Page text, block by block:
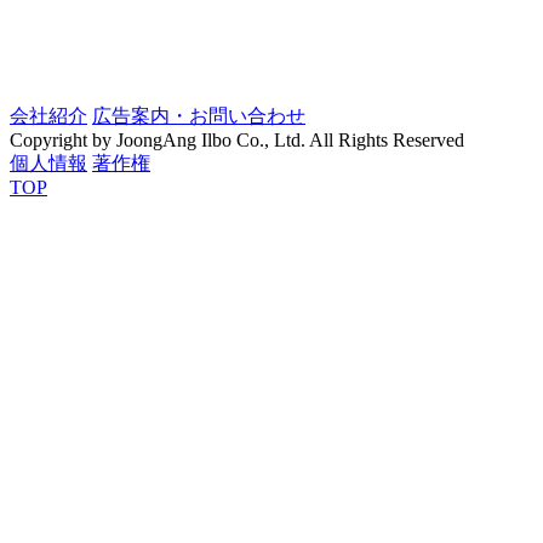
会社紹介 広告案内・お問い合わせ
Copyright by JoongAng Ilbo Co., Ltd. All Rights Reserved
個人情報 著作権
TOP